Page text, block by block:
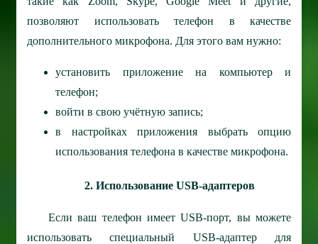
позволяют использовать телефон в качестве
дополнительного микрофона. Для этого вам нужно:
установить приложение на компьютер и
телефон;
войти в свою учётную запись;
в настройках приложения выбрать опцию
использования телефона в качестве микрофона.
2. Использование USB-адаптеров
Если ваш телефон имеет USB-порт, вы можете
использовать специальный USB-адаптер для